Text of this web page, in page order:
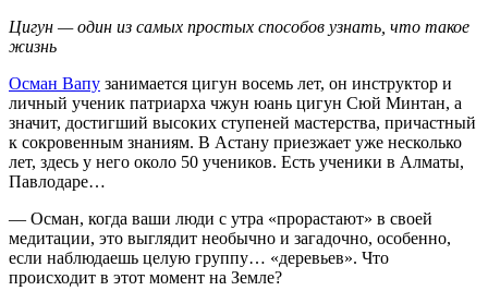
Цигун — один из самых простых способов узнать, что такое
жизнь
Осман Вапу занимается цигун восемь лет, он инструктор и
личный ученик патриарха чжун юань цигун Сюй Минтан, а
значит, достигший высоких ступеней мастерства, причастный
к сокровенным знаниям. В Астану приезжает уже несколько
лет, здесь у него около 50 учеников. Есть ученики в Алматы,
Павлодаре…
— Осман, когда ваши люди с утра «прорастают» в своей
медитации, это выглядит необычно и загадочно, особенно,
если наблюдаешь целую группу… «деревьев». Что
происходит в этот момент на Земле?